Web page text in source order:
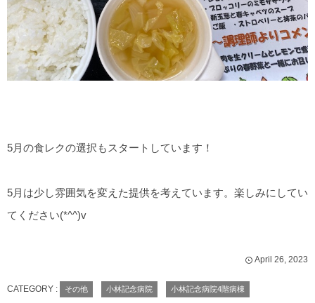
5月の食レクの選択もスタートしています！
5月は少し雰囲気を変えた提供を考えています。楽しみにしてい
てください(*^^)v
April 26, 2023
CATEGORY : その他 小林記念病院 小林記念病院4階病棟